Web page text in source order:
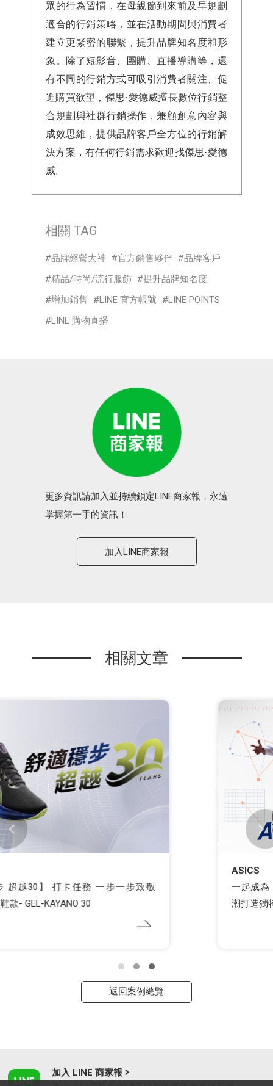
眾的行為習慣，在母親節到來前及早規劃
適合的行銷策略，並在活動期間與消費者
建立更緊密的聯繫，提升品牌知名度和形
象。除了短影音、團購、直播導購等，還
有不同的行銷方式可吸引消費者關注、促
進購買欲望，傑思·愛德威擅長數位行銷整
合規劃與社群行銷操作，兼顧創意內容與
成效思維，提供品牌客戶全方位的行銷解
決方案，有任何行銷需求歡迎找傑思·愛德
威。
相關 TAG
品牌經營大神 官方銷售夥伴
品牌客戶
精品/時尚/流行服飾
提升品牌知名度
增加銷售
LINE 官方帳號
LINE POINTS
LINE 購物直播
更多資訊請加入並持續鎖定LINE商家報，永遠
掌握第一手的資訊！
加入LINE商家報
相關文章
一起成為「ASICS 賽況預測猿」！ 用籃球賽事熱
潮打造獨特觀賽體驗！
返回案例總覽
加入 LINE 商家報